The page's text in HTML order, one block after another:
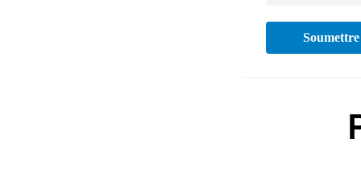
Soumettre